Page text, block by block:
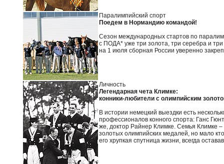
Паралимпийский спорт
Поедем в Нормандию командой!
Сезон международных стартов по
с ПОДА* уже три золота, три серебра и
на 1 июля сборная России уверенно
Личность
Легендарная чета Климке:
конники-любители с олимпийским
В истории немецкий выездки есть
профессионалов конного спорта: Ганс
же, доктор Райнер Климке. Семья Климке –
золотых олимпийских медалей, но мало
его хрупкая спутница жизни, всегда